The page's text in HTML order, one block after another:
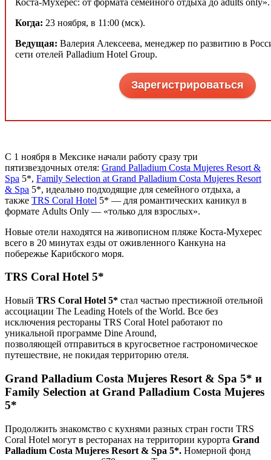
Когда: 23 ноября, в 11:00 (мск).
Ведущая: Валерия Алексеева, менеджер по развитию в
сети отелей Palladium Hotel Group.
Зарегистрироваться
С 1 ноября в Мексике начали работу сразу три
пятизвездочных отеля: Grand Palladium Costa Mujeres Resort &
Spa 5*, Family Selection at Grand Palladium Costa Mujeres Resort
& Spa 5*, идеально подходящие для семейного отдыха, а
также TRS Coral Hotel 5* — для романтических каникул в
формате Adults Only — «только для взрослых».
Новые отели находятся на живописном пляже Коста-Мухерес
всего в 20 минутах езды от оживленного Канкуна на
побережье Карибского моря.
TRS Coral Hotel 5*
Новый TRS Coral Hotel 5* стал частью престижной отельной
ассоциации The Leading Hotels of the World. Все без
исключения рестораны TRS Coral Hotel работают по
уникальной программе Dine Around,
позволяющей отправиться в кругосветное гастрономическое
путешествие, не покидая территорию отеля.
Grand Palladium Costa Mujeres Resort & Spa 5* и
Family Selection at Grand Palladium Costa Mujeres
5*
Продолжить знакомство с кухнями разных стран гости TRS
Coral Hotel могут в ресторанах на территории курорта Grand
Palladium Costa Mujeres Resort & Spa 5*. Номерной фонд